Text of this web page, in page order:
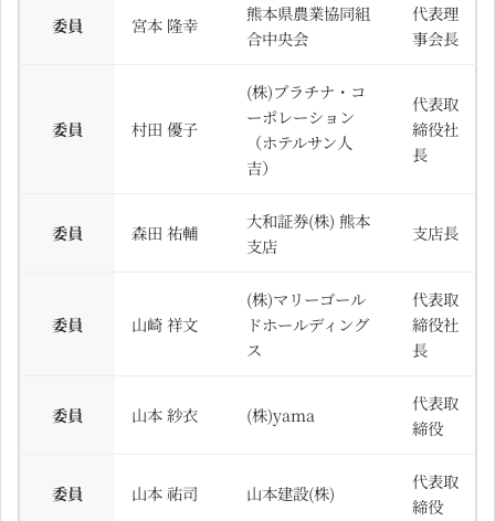
委員 宮本 隆幸
熊本県農業協同組
合中央会
代表理
事会長
委員 村田 優子
(株)プラチナ・コ
ーポレーション
（ホテルサン人
吉）
代表取
締役社
長
委員 森田 祐輔
大和証券(株) 熊本
支店
支店長
委員 山崎 祥文
(株)マリーゴール
ドホールディング
ス
代表取
締役社
長
委員 山本 紗衣 (株)yama
代表取
締役
委員 山本 祐司 山本建設(株)
代表取
締役